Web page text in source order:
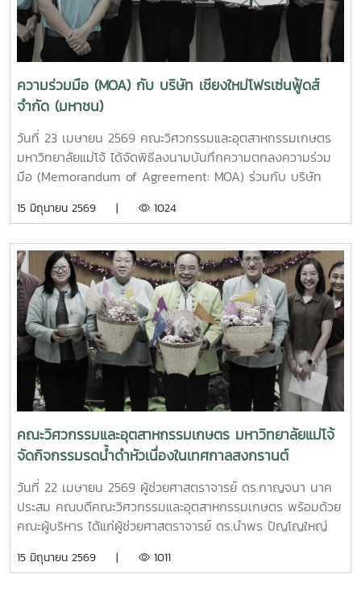
institutional introduction videos of Maejo University
and the Faculty of Engineering and Agro-Industry,
followed by discussions on academic cooperation,
research collaboration, and student exchange programs
at both undergraduate and graduate levels.Professor
Ken’ichi Yano delivered a keynote presentation on
“Medical, Welfare, and Care-support Robotics” and
“Automation Engineering, Welfare Robots and Nursing
Care Systems,” highlighting innovative robotics
support systems.In addition, representatives from the
Agricultural Engineering Program, Food Engineering
Program, Food Science Program, Graduate Programs,
and Nursing Program presented their outstanding
research projects, specialized laboratories, and
academic operation units. The visit also included
laboratory observations and facility tours within the
faculty to promote knowledge exchange and future
international collaboration networks.
พัฒนาองค์กรให้ก้าวหน้าอย่างยั่งยืนในโอกาสนี้ ผู้ช่วย
ศาสตราจารย์ ดร.กาญจนา นาคประสม คณบดีคณะวิศวกรรม
และอุตสาหกรรมเกษตร เป็นผู้แทนกล่าวขอขมาและขอพรจากผู้
อาวุโส ก่อนที่คณาจารย์และบุคลากรจะร่วมกันประเคนของดำหัว
เพื่อแสดงความเคารพและความกตัญญูกตเวทีทั้งนี้ มีผู้อาวุโสเข้า
ร่วมกิจกรรมจำนวนทั้งสิ้น 15 ท่าน ณ ห้อง E117 อาคารเรียน
รวมสาขาวิศวกรรมศาสตร์ภายในงานยังมีกิจกรรม Workshop
“KhaoTan Fusion Lab: จากภูมิปัญญาสู่สแน็คสร้างสรรค์” ที่
เปิดโอกาสให้ผู้เข้าร่วมได้เรียนรู้และลงมือปฏิบัติจริงในการต่อยอด
อาหารในรูปแบบสร้างสรรค์ กิจกรรมในครั้งนี้สะท้อนถึงความ
สืบสานวัฒนธรรมอันดีงาม ควบคู่กับการต่อยอดองค์ความรู้สู่
ความคิดสร้างสรรค์อย่างยั่งยืน
ความร่วมมือ (MOA) กับ บริษัท เชียงใหม่โฟรเซ่นฟู้ดส์
จำกัด (มหาชน)
วันที่ 23 เมษายน 2569 คณะวิศวกรรมและอุตสาหกรรมเกษตร
มหาวิทยาลัยแม่โจ้ ได้จัดพิธีลงนามบันทึกความตกลงความร่วม
มือ (Memorandum of Agreement: MOA) ร่วมกับ บริษัท
อุตสาหกรรมเกษตร มหาวิทยาลัยแม่โจ้ จังหวัดเชียงใหม่การลง
คณบดีคณะวิศวกรรมและอุตสาหกรรมเกษตร มหาวิทยาลัยแม่โจ้
และ นางสาววริศรา เก่งการค้า ผู้จัดการทั่วไป บริษัท เชียงใหม่
โฟรเซ่นฟู้ดส์ จำกัด (มหาชน)โดยมีผู้บริหาร คณาจารย์ และ
บุคลากรจากทั้งสองหน่วยงานร่วมเป็นสักขีพยานในพิธี พร้อม
ด้วย ผู้ช่วยศาสตราจารย์ ดร.กนกวรรณ ตาลดี รองคณบดีฝ่าย
วิชาการและการต่างประเทศ ผู้ช่วยศาสตราจารย์ ดร.ศรัญญา
สุวรรณอังกูร และ อาจารย์ ดร.ตรีทิพย์ ชื่นสันต์ความร่วมมือครั้ง
นี้มุ่งเน้นการส่งเสริมและสนับสนุนการพัฒนาศักยภาพนักศึกษา
ผ่านการฝึกประสบการณ์วิชาชีพในสถานประกอบการจริง เปิด
โอกาสให้นักศึกษาได้เรียนรู้จากกระบวนการทำงานในภาค
อุตสาหกรรม และพัฒนาทักษะให้สอดคล้องกับความต้องการของ
ตลาดแรงงานภายหลังพิธีลงนาม คณะผู้บริหารและผู้แทนจาก
บริษัท ได้เข้าเยี่ยมชม Food Robotics and Innovation Lab
และ Robotics & Micro Food Factory ซึ่งเป็นแหล่งเรียนรู้ด้าน
เทคโนโลยีแขนกลและระบบอัตโนมัติในอุตสาหกรรมอาหาร โดยมี
การเรียนการสอน งานวิจัย และการประยุกต์ใช้เทคโนโลยีดังกล่าว
15 มิถุนายน 2569 | 1024
คณะวิศวกรรมและอุตสาหกรรมเกษตร มหาวิทยาลัยแม่โจ้
จัดกิจกรรมรดน้ำดำหัวเนื่องในเทศกาลสงกรานต์
วันที่ 22 เมษายน 2569 ผู้ช่วยศาสตราจารย์ ดร.กาญจนา นาค
ประสม คณบดีคณะวิศวกรรมและอุตสาหกรรมเกษตร พร้อมด้วย
คณะผู้บริหาร ได้แก่ผู้ช่วยศาสตราจารย์ ดร.นำพร ปัญโญใหญ่
ศาสตราจารย์ ดร.กนกวรรณ ตาลดี รองคณบดีฝ่ายวิชาการและ
15 มิถุนายน 2569 | 1011